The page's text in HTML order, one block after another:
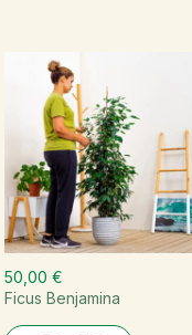
50,00 €
Ficus Benjamina